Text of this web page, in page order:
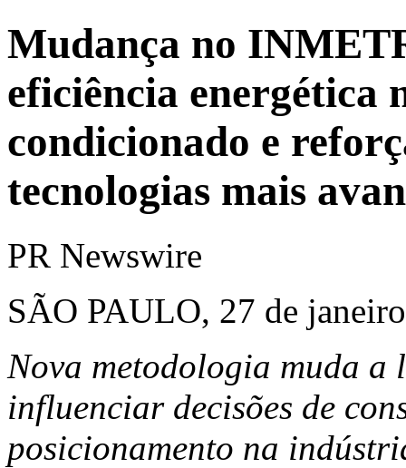
Mudança no
eficiência energética
condicionado e
tecnologias mais
PR Newswire
SÃO PAULO, 27 de
Nova metodologia muda a
influenciar decisões de
posicionamento na